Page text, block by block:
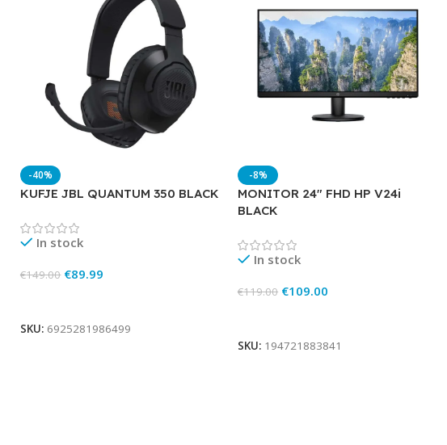
-40%
KUFJE JBL QUANTUM 350 BLACK
In stock
€149.00 €89.99
SKU: 6925281986499
-8%
MONITOR 24″ FHD HP V24i
BLACK
In stock
€119.00 €109.00
SKU: 194721883841